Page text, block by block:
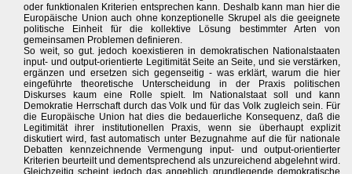
oder funktionalen Kriterien entsprechen kann. Deshalb kann man hier die
Europäische Union auch ohne konzeptionelle Skrupel als die geeignete
politische Einheit für die kollektive Lösung bestimmter Arten von
gemeinsamen Problemen definieren.
So weit, so gut. jedoch koexistieren in demokratischen Nationalstaaten
input- und output-orientierte Legitimität Seite an Seite, und sie verstärken,
ergänzen und ersetzen sich gegenseitig - was erklärt, warum die hier
eingeführte theoretische Unterscheidung in der Praxis politischen
Diskurses kaum eine Rolle spielt. Im Nationalstaat soll und kann
Demokratie Herrschaft durch das Volk und für das Volk zugleich sein. Für
die Europäische Union hat dies die bedauerliche Konsequenz, daß die
Legitimität ihrer institutionellen Praxis, wenn sie überhaupt explizit
diskutiert wird, fast automatisch unter Bezugnahme auf die für nationale
Debatten kennzeichnende Vermengung input- und output-orientierter
Kriterien beurteilt und dementsprechend als unzureichend abgelehnt wird.